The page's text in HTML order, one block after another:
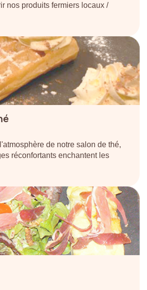
nos produits fermiers locaux /
de notre salon de thé,
réconfortants enchantent les